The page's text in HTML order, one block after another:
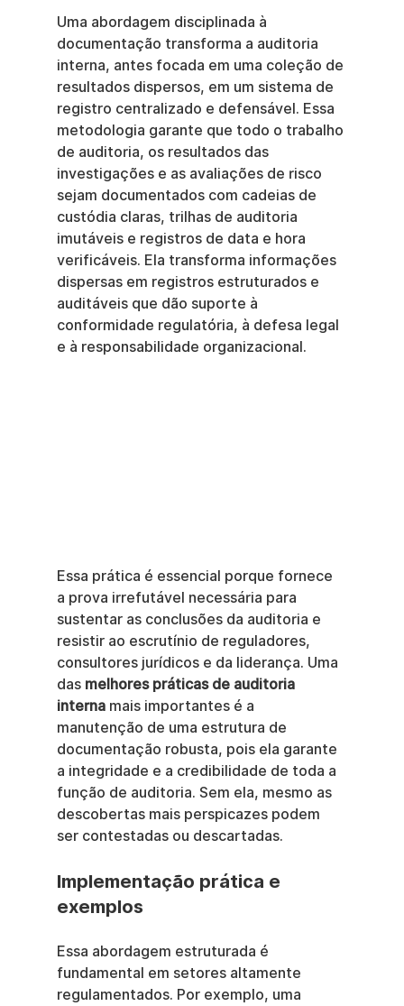
Uma abordagem disciplinada à
documentação transforma a auditoria
interna, antes focada em uma coleção de
resultados dispersos, em um sistema de
registro centralizado e defensável. Essa
metodologia garante que todo o trabalho
de auditoria, os resultados das
investigações e as avaliações de risco
sejam documentados com cadeias de
custódia claras, trilhas de auditoria
imutáveis e registros de data e hora
verificáveis. Ela transforma informações
dispersas em registros estruturados e
auditáveis que dão suporte à
conformidade regulatória, à defesa legal
e à responsabilidade organizacional.
Essa prática é essencial porque fornece
a prova irrefutável necessária para
sustentar as conclusões da auditoria e
resistir ao escrutínio de reguladores,
consultores jurídicos e da liderança. Uma
das melhores práticas de auditoria
interna mais importantes é a
manutenção de uma estrutura de
documentação robusta, pois ela garante
a integridade e a credibilidade de toda a
função de auditoria. Sem ela, mesmo as
descobertas mais perspicazes podem
ser contestadas ou descartadas.
Implementação prática e
exemplos
Essa abordagem estruturada é
fundamental em setores altamente
regulamentados. Por exemplo, uma